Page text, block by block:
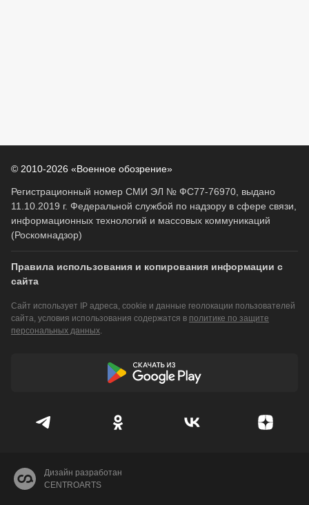
© 2010-2026 «Военное обозрение»
Регистрационный номер СМИ ЭЛ № ФС77-76970, выдано
11.10.2019 г. Федеральной службой по надзору в сфере связи,
информационных технологий и массовых коммуникаций
(Роскомнадзор)
Правила использования и копирования информации с
сайта
Сайт использует IP адреса, cookie и данные геолокации пользователей
сайта, условия использования содержатся в политике по защите
персональных данных.
Дизайн разработан
CENTROARTS